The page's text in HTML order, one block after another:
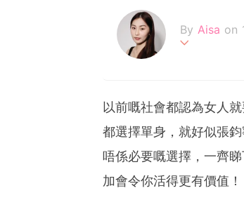
By Aisa on
以前嘅社會都認為女人
都選擇單身，就好似張
唔係必要嘅選擇，一齊
加會令你活得更有價值！